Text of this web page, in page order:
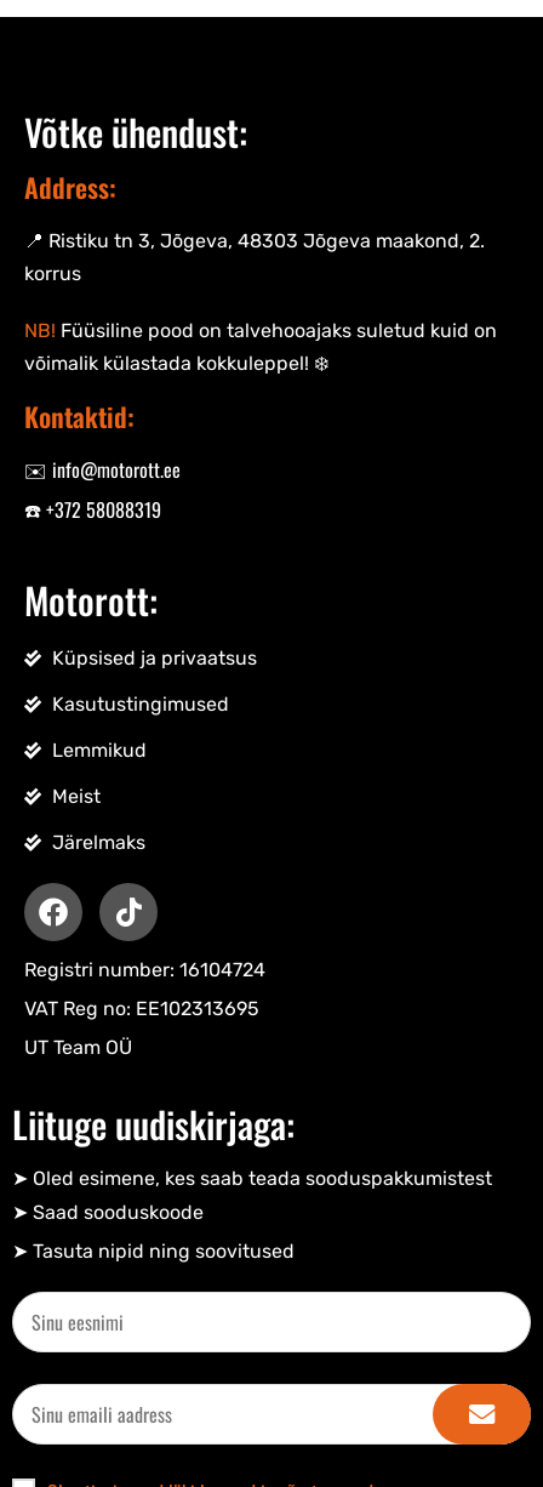
Võtke ühendust:
Address:
📍 Ristiku tn 3, Jõgeva, 48303 Jõgeva maakond, 2.
korrus
NB! Füüsiline pood on talvehooajaks suletud kuid on
võimalik külastada kokkuleppel! ❄️
Kontaktid:
✉️ info@motorott.ee
☎️ +372 58088319
Motorott:
Küpsised ja privaatsus
Kasutustingimused
Lemmikud
Meist
Järelmaks
Registri number: 16104724
VAT Reg no: EE102313695
UT Team OÜ
Liituge uudiskirjaga:
➤ Oled esimene, kes saab teada sooduspakkumistest
➤ Saad sooduskoode​
➤ Tasuta nipid ning soovitused​